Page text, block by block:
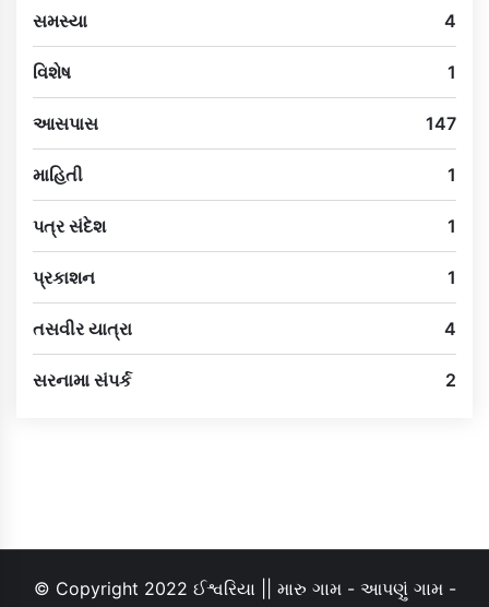
સમસ્યા 4
વિશેષ 1
આસપાસ 147
માહિતી 1
પત્ર સંદેશ 1
પ્રકાશન 1
તસવીર યાત્રા 4
સરનામા સંપર્ક 2
© Copyright 2022 ઈશ્વરિયા || મારુ ગામ - આપણું ગામ -